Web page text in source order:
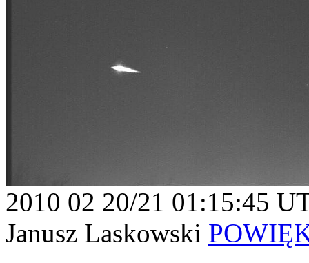
2010 02 20/21 01:15:45
Janusz Laskowski